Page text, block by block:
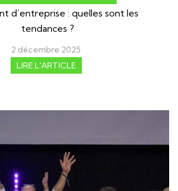
d’entreprise : quelles sont les
tendances ?
2 décembre 2025
LIRE L'ARTICLE